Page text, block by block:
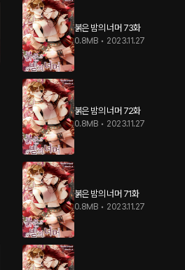
붉은 밤의 너머 73화
0.8MB • 2023.11.27
붉은 밤의 너머 72화
0.8MB • 2023.11.27
붉은 밤의 너머 71화
0.8MB • 2023.11.27